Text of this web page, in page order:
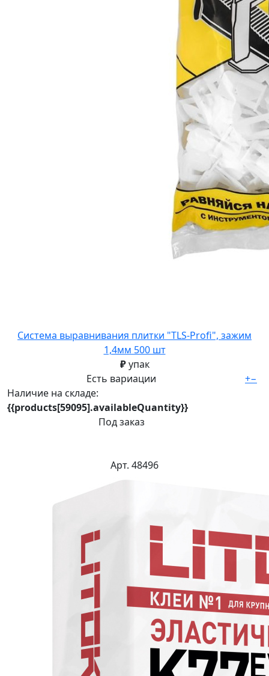
Система выравнивания плитки "TLS-Profi", зажим
1,4мм 500 шт
₽упак
Есть вариации
Наличие на складе:
{{products[59095].availableQuantity}}
Под заказ
+−
Арт. 48496